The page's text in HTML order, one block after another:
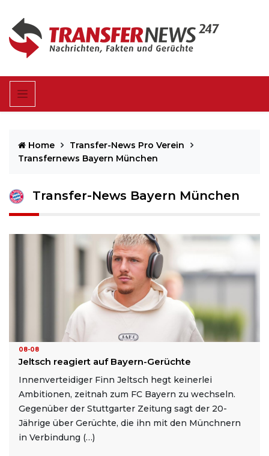
Home
Transfer-News Pro Verein
Transfernews Bayern München
Transfer-News Bayern München
08-08
Jeltsch reagiert auf Bayern-Gerüchte
Innenverteidiger Finn Jeltsch hegt keinerlei
Ambitionen, zeitnah zum FC Bayern zu wechseln.
Gegenüber der Stuttgarter Zeitung sagt der 20-
Jährige über Gerüchte, die ihn mit den Münchnern
in Verbindung (…)